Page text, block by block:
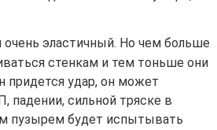
эластичный. Но чем больше
стенкам и тем тоньше они
придется удар, он может
падении, сильной тряске в
пузырем будет испытывать